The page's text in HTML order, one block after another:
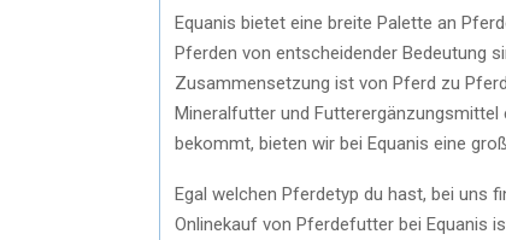
Equanis bietet eine breite Palette an
Pferden von entscheidender Bedeutung
Zusammensetzung ist von Pferd zu
Mineralfutter und
bekommt, bieten wir bei Equanis eine
Egal welchen Pferdetyp du hast, bei uns
Onlinekauf von Pferdefutter bei Equanis